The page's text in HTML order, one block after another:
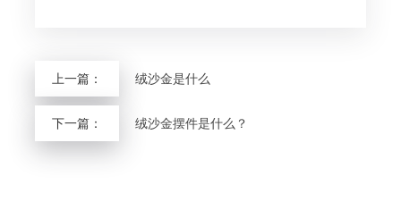
上一篇： 绒沙金是什么
下一篇： 绒沙金摆件是什么？